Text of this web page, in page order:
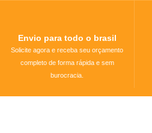
Envio para todo o brasil
Solicite agora e receba seu orçamento
completo de forma rápida e sem
burocracia.